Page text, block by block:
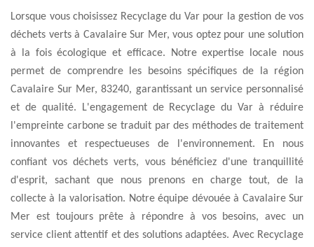
Lorsque vous choisissez Recyclage du Var pour la gestion de vos
déchets verts à Cavalaire Sur Mer, vous optez pour une solution
à la fois écologique et efficace. Notre expertise locale nous
permet de comprendre les besoins spécifiques de la région
Cavalaire Sur Mer, 83240, garantissant un service personnalisé
et de qualité. L'engagement de Recyclage du Var à réduire
l'empreinte carbone se traduit par des méthodes de traitement
innovantes et respectueuses de l'environnement. En nous
confiant vos déchets verts, vous bénéficiez d'une tranquillité
d'esprit, sachant que nous prenons en charge tout, de la
collecte à la valorisation. Notre équipe dévouée à Cavalaire Sur
Mer est toujours prête à répondre à vos besoins, avec un
service client attentif et des solutions adaptées. Avec Recyclage